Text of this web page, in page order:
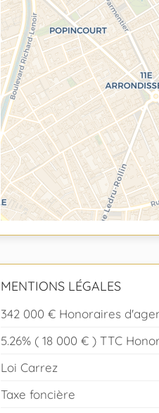
MENTIONS LÉGALES
342 000 € Honoraires
5.26% ( 18 000 € ) TTC
Loi Carrez
Taxe foncière